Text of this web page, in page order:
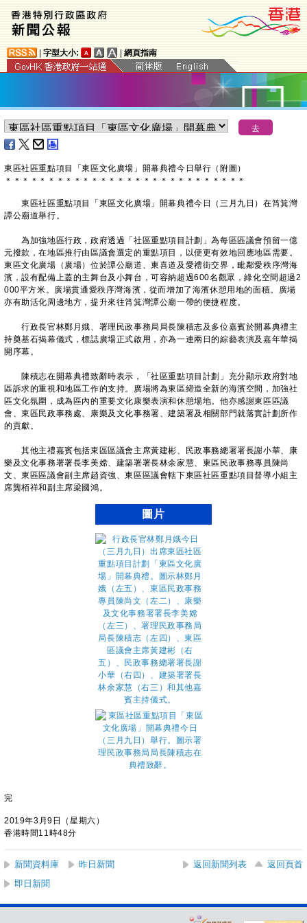
字型大小: 網頁指南
東區社區重點項目「東區文化廣場」開幕典禮今日舉行（附圖）
＊ ＊ ＊ ＊ ＊ ＊ ＊ ＊ ＊ ＊ ＊ ＊ ＊ ＊ ＊ ＊ ＊ ＊ ＊ ＊ ＊ ＊ ＊ ＊ ＊ ＊ ＊ ＊
東區社區重點項目「東區文化廣場」開幕典禮今日（三月九日）在筲箕灣
譚公廟道舉行。
為加強地區行政，政府透過「社區重點項目計劃」為每區區議會預留一億
元撥款，在地區推行由區議會選定的重點項目，以便更有效地回應地區需要。
東區文化廣場（廣場）位於譚公廟道、東喜道及愛禮街交界，毗鄰愛秩序灣海
濱，設有配備上蓋的主舞台及小舞台，可容納超過600名觀眾，綠化空間超過2
000平方米。廣場貫通愛秩序灣海濱，從而增加了海濱休憩用地的面積。廣場
亦有助活化周邊地方，提升來往筲箕灣譚公廟一帶的便捷程度。
行政長官林鄭月娥、署理民政事務局局長陳積志及多位嘉賓於開幕典禮主
持奠基石揭幕儀式，標誌廣場正式啟用，亦為一連兩日的綜藝表演及嘉年華揭
開序幕。
陳積志在開幕典禮致辭時表示，「社區重點項目計劃」充分顯示政府對地
區訴求的重視和地區工作的支持。廣場將為東區締造全新的海濱空間，加強社
區文化氛圍，成為區內的重要文化康樂表演和休憩場地。他亦感謝東區區議
會、東區民政事務處、康樂及文化事務署、建築署及相關部門就落實計劃所作
的貢獻。
其他主禮嘉賓包括東區區議會主席黃建彬、民政事務總署署長謝小華、康
樂及文化事務署署長李美嫦、建築署署長林余家慧、東區民政事務專員陳尚
文、東區區議會副主席趙資強、東區區議會轄下東區社區重點項目督導小組主
席龔栢祥和副主席梁國鴻。
圖片
完
2019年3月9日（星期六）
香港時間11時48分
新聞資料庫 昨日新聞 返回新聞列表
返回頁首
即日新聞